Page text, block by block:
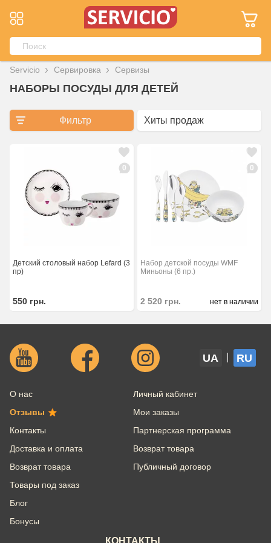
Servicio Сервировка Сервизы
НАБОРЫ ПОСУДЫ ДЛЯ ДЕТЕЙ
Фильтр
0
Детский столовый набор Lefard (3
пр)
550 грн.
0
Набор детской посуды WMF
Миньоны (6 пр.)
2 520 грн. нет в наличии
UA RU
О нас
Отзывы
Контакты
Доставка и оплата
Возврат товара
Товары под заказ
Блог
Бонусы
Личный кабинет
Мои заказы
Партнерская программа
Возврат товара
Публичный договор
КОНТАКТЫ